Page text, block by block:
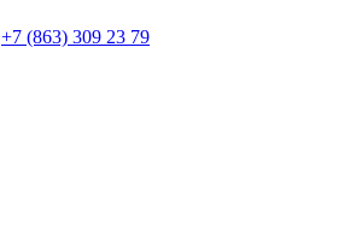
+7 (863) 309 23 79